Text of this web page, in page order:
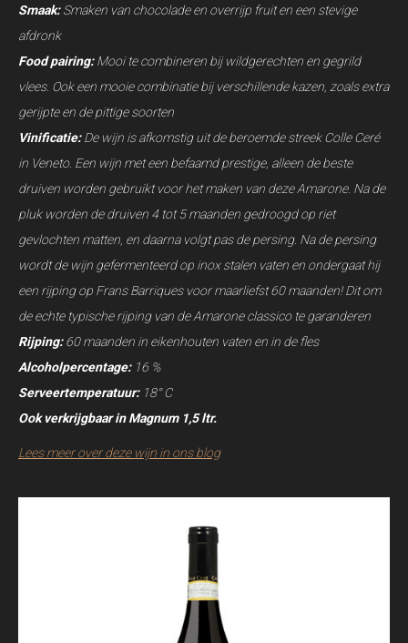
Smaak:Smaken van chocolade en overrijp fruit en een stevige
afdronk
Food pairing:Mooi te combineren bij wildgerechten en gegrild
vlees. Ook een mooie combinatie bij verschillende kazen, zoals extra
gerijpte en de pittige soorten
Vinificatie:De wijn is afkomstig uit de beroemde streek Colle Ceré
in Veneto. Een wijn met een befaamd prestige, alleen de beste
druiven worden gebruikt voor het maken van deze Amarone. Na de
pluk worden de druiven 4 tot 5 maanden gedroogd op riet
gevlochten matten, en daarna volgt pas de persing. Na de persing
wordt de wijn gefermenteerd op inox stalen vaten en ondergaat hij
een rijping op Frans Barriques voor maarliefst 60 maanden! Dit om
de echte typische rijping van de Amarone classico te garanderen
Rijping:60 maanden in eikenhouten vaten en in de fles
Alcoholpercentage:16 %
Serveertemperatuur:18° C
Ook verkrijgbaar in Magnum 1,5 ltr.
Lees meer over deze wijn in ons blog